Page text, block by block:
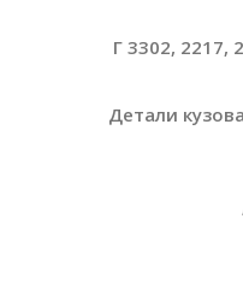
Г 3302, 2217,
Детали